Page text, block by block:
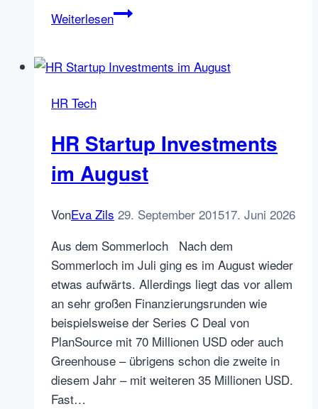
WeiterlesenFUNKE
AZUBIYO
HR Tech
HR Startup Investments
im August
VonEva Zils 29. September 201517. Juni 2026
Aus dem Sommerloch Nach dem
Sommerloch im Juli ging es im August wieder
etwas aufwärts. Allerdings liegt das vor allem
an sehr großen Finanzierungsrunden wie
beispielsweise der Series C Deal von
PlanSource mit 70 Millionen USD oder auch
Greenhouse – übrigens schon die zweite in
diesem Jahr – mit weiteren 35 Millionen USD.
Fast…